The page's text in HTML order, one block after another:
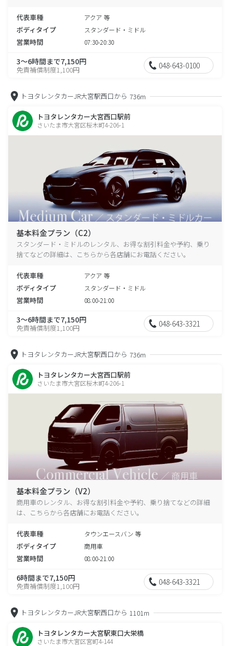
代表車種 アクア 等
ボディタイプ スタンダード・ミドル
営業時間 07:30-20:30
3～6時間まで7,150円
免責補償制度1,100円 048-643-0100
トヨタレンタカーJR大宮駅西口から 736m
トヨタレンタカー大宮西口駅前
さいたま市大宮区桜木町4-206-1
基本料金プラン（C2）
スタンダード・ミドルのレンタル、お得な割引料金や予約、乗り
捨てなどの詳細は、こちらから各店舗にお電話ください。
代表車種 アクア 等
ボディタイプ スタンダード・ミドル
営業時間 08:00-21:00
3～6時間まで7,150円
免責補償制度1,100円 048-643-3321
トヨタレンタカーJR大宮駅西口から 736m
トヨタレンタカー大宮西口駅前
さいたま市大宮区桜木町4-206-1
基本料金プラン（V2）
商用車のレンタル、お得な割引料金や予約、乗り捨てなどの詳細
は、こちらから各店舗にお電話ください。
代表車種 タウンエースバン 等
ボディタイプ 商用車
営業時間 08:00-21:00
6時間まで7,150円
免責補償制度1,100円 048-643-3321
トヨタレンタカーJR大宮駅西口から 1101m
トヨタレンタカー大宮駅東口大栄橋
さいたま市大宮区宮町4-144